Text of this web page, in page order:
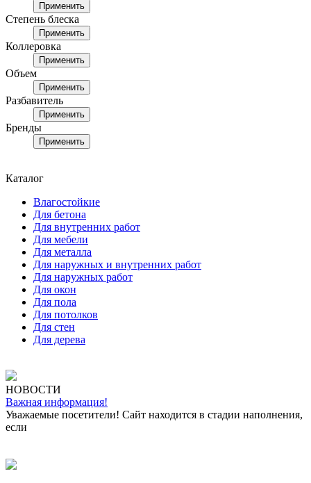
Применить
Степень блеска
Применить
Коллеровка
Применить
Объем
Применить
Разбавитель
Применить
Бренды
Применить
Каталог
Влагостойкие
Для бетона
Для внутренних работ
Для мебели
Для металла
Для наружных и внутренних работ
Для наружных работ
Для окон
Для пола
Для потолков
Для стен
Для дерева
НОВОСТИ
Важная информация!
Уважаемые посетители! Сайт находится в стадии наполнения,
если